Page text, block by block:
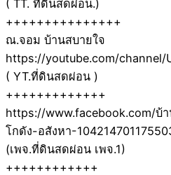
( TT. ที่ดินสดผ่อน.)
+++++++++++++++
ณ.จอม บ้านสบายใจ
https://youtube.com/channel/
( YT.ที่ดินสดผ่อน )
+++++++++++++
https://www.facebook.com/บ้
โกดัง-อสังหา-
(เพจ.ที่ดินสดผ่อน เพจ.1)
++++++++++++